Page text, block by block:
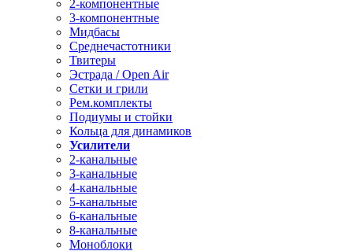
2-компонентные
3-компонентные
Мидбасы
Среднечастотники
Твитеры
Эстрада / Open Air
Сетки и грили
Рем.комплекты
Подиумы и стойки
Кольца для динамиков
Усилители
2-канальные
3-канальные
4-канальные
5-канальные
6-канальные
8-канальные
Моноблоки